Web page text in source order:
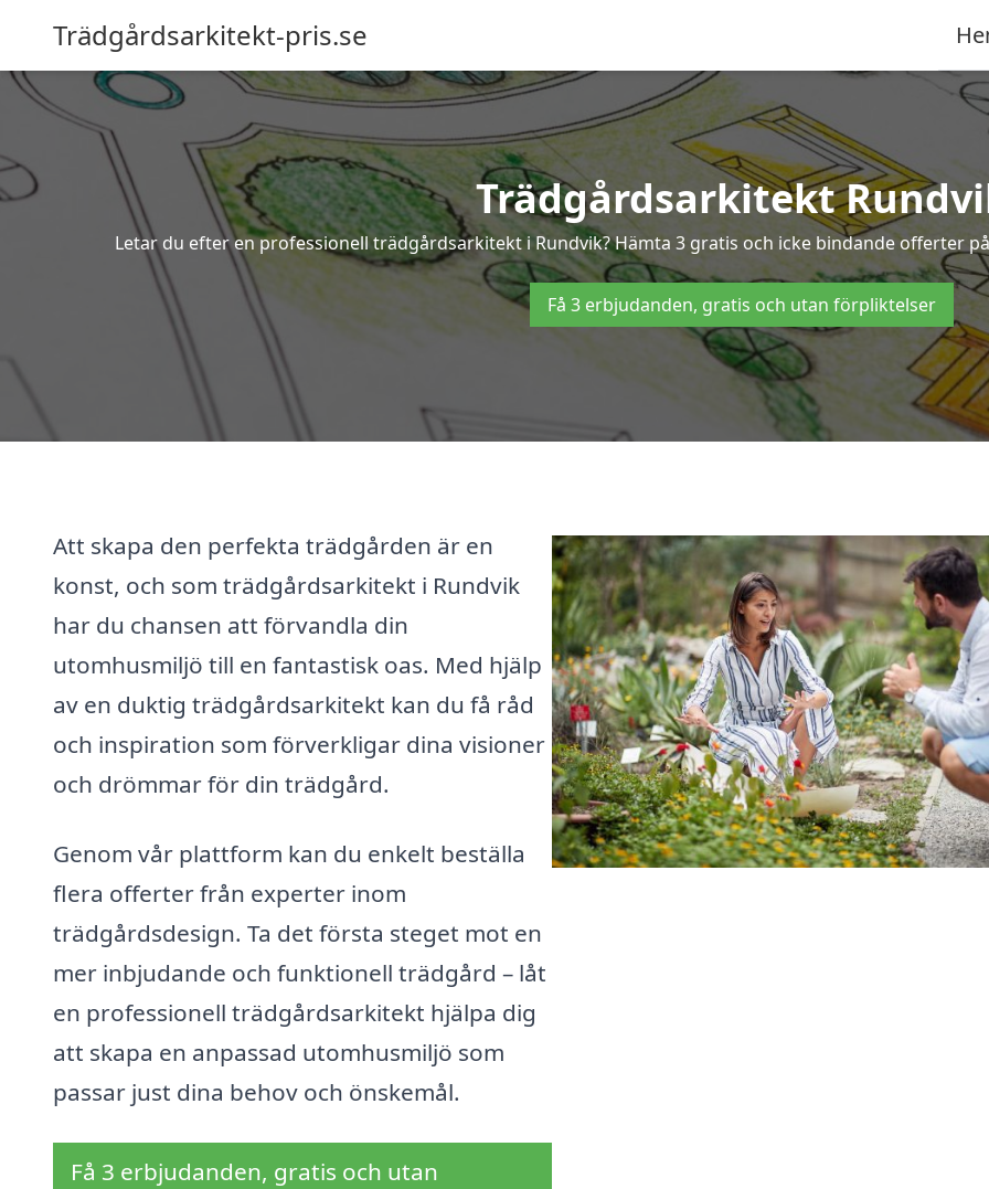
Trädgårdsarkitekt-pris.se
Trädgårdsarkitekt
Letar du efter en professionell trädgårdsarkitekt i Rundvik? Hämta 3 gratis och icke bindande offerter
Få 3 erbjudanden, gratis och utan förpliktelser
Att skapa den perfekta trädgården är en
konst, och som trädgårdsarkitekt i Rundvik
har du chansen att förvandla din
utomhusmiljö till en fantastisk oas. Med hjälp
av en duktig trädgårdsarkitekt kan du få råd
och inspiration som förverkligar dina visioner
och drömmar för din trädgård.
Genom vår plattform kan du enkelt beställa
flera offerter från experter inom
trädgårdsdesign. Ta det första steget mot en
mer inbjudande och funktionell trädgård – låt
en professionell trädgårdsarkitekt hjälpa dig
att skapa en anpassad utomhusmiljö som
passar just dina behov och önskemål.
Få 3 erbjudanden, gratis och utan